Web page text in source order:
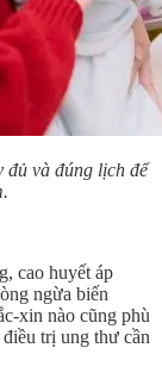
đủ và đúng lịch để
cao huyết áp
ngừa biến
xin nào cũng phù
trị ung thư cần